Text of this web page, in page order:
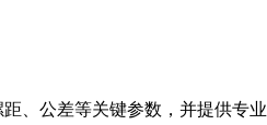
、公差等关键参数，并提供专业